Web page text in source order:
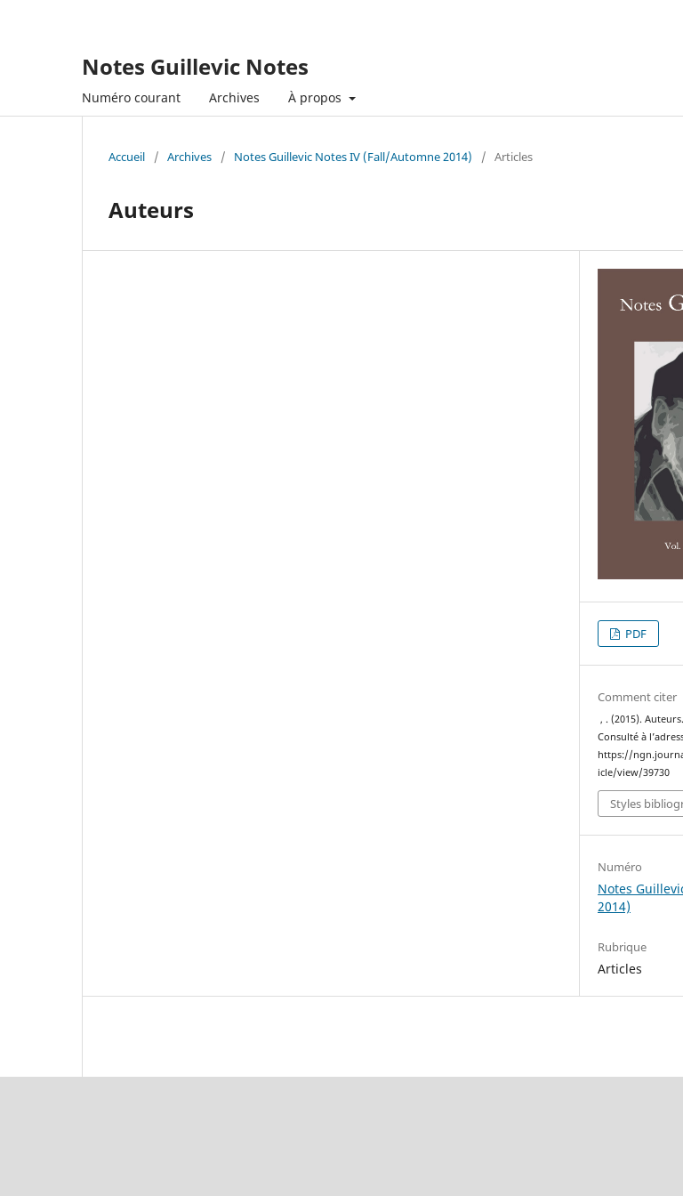
Notes Guillevic Notes
Numéro courant Archives À propos
Accueil / Archives / Notes Guillevic Notes IV (Fall/Automne 2014) / Articles
Auteurs
PDF
Comment citer
, . (2015).
Consulté à
https://
icle/view/39730
Styles
Numéro
Notes
2014)
Rubrique
Articles